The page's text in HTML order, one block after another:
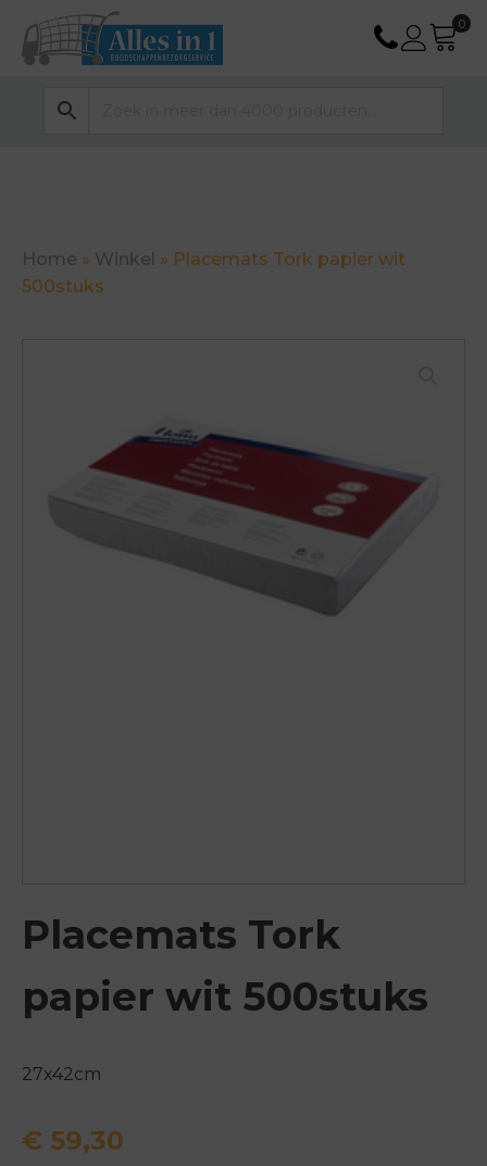
Home » Winkel » Placemats Tork papier wit
500stuks
Placemats Tork
papier wit 500stuks
27x42cm
€ 59,30